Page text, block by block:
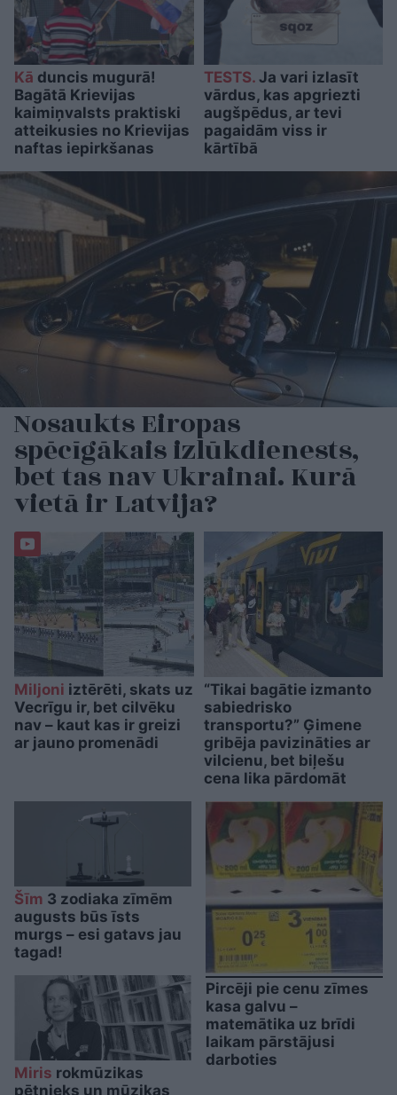
Kā duncis mugurā!
Bagātā Krievijas
kaimiņvalsts praktiski
atteikusies no Krievijas
naftas iepirkšanas
TESTS.Ja vari izlasīt
vārdus, kas apgriezti
augšpēdus, ar tevi
pagaidām viss ir
kārtībā
Nosaukts Eiropas
spēcīgākais izlūkdienests,
bet tas nav Ukrainai. Kurā
vietā ir Latvija?
Miljoni iztērēti, skats uz
Vecrīgu ir, bet cilvēku
nav – kaut kas ir greizi
ar jauno promenādi
“Tikai bagātie izmanto
sabiedrisko
transportu?” Ģimene
gribēja pavizināties ar
vilcienu, bet biļešu
cena lika pārdomāt
Šīm 3 zodiaka zīmēm
augusts būs īsts
murgs – esi gatavs jau
tagad!
Miris rokmūzikas
pētnieks un mūzikas
Pircēji pie cenu zīmes
kasa galvu –
matemātika uz brīdi
laikam pārstājusi
darboties